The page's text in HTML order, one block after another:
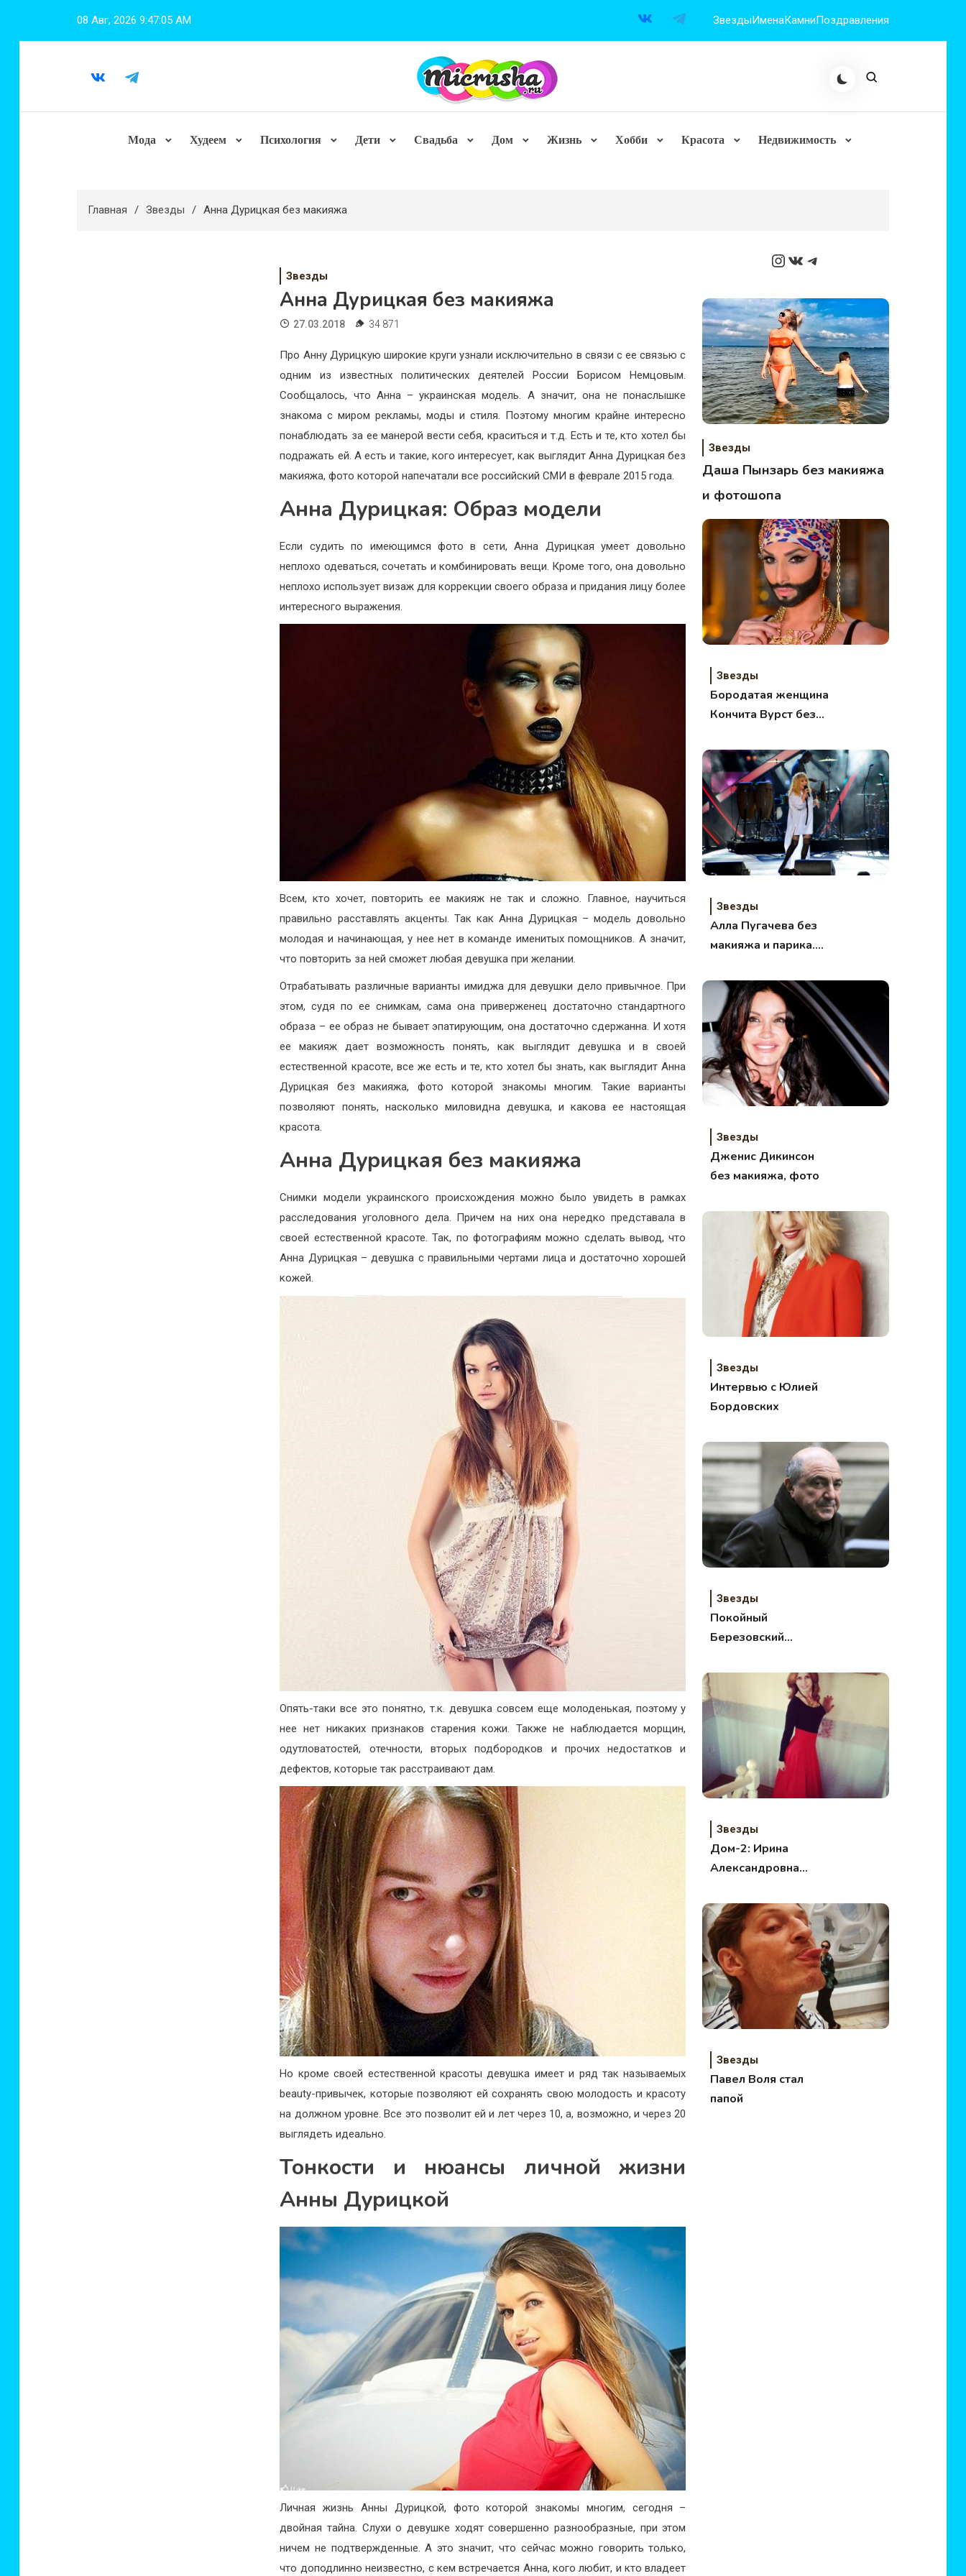
08 Авг, 2026 9:47:07 AM ЗвездыИменаКамниПоздравления
Мода Худеем Психология Дети Свадьба Дом Жизнь Хобби Красота Недвижимость
Главная Звезды Анна Дурицкая без макияжа
Звезды
Анна Дурицкая без макияжа
27.03.2018 34 871
Про Анну Дурицкую широкие круги узнали исключительно в связи с ее связью с
одним из известных политических деятелей России Борисом Немцовым.
Сообщалось, что Анна – украинская модель. А значит, она не понаслышке
знакома с миром рекламы, моды и стиля. Поэтому многим крайне интересно
понаблюдать за ее манерой вести себя, краситься и т.д. Есть и те, кто хотел бы
подражать ей. А есть и такие, кого интересует, как выглядит Анна Дурицкая без
макияжа, фото которой напечатали все российский СМИ в феврале 2015 года.
Анна Дурицкая: Образ модели
Если судить по имеющимся фото в сети, Анна Дурицкая умеет довольно
неплохо одеваться, сочетать и комбинировать вещи. Кроме того, она довольно
неплохо использует визаж для коррекции своего образа и придания лицу более
интересного выражения.
Всем, кто хочет, повторить ее макияж не так и сложно. Главное, научиться
правильно расставлять акценты. Так как Анна Дурицкая – модель довольно
молодая и начинающая, у нее нет в команде именитых помощников. А значит,
что повторить за ней сможет любая девушка при желании.
Отрабатывать различные варианты имиджа для девушки дело привычное. При
этом, судя по ее снимкам, сама она приверженец достаточно стандартного
образа – ее образ не бывает эпатирующим, она достаточно сдержанна. И хотя
ее макияж дает возможность понять, как выглядит девушка и в своей
естественной красоте, все же есть и те, кто хотел бы знать, как выглядит Анна
Дурицкая без макияжа, фото которой знакомы многим. Такие варианты
позволяют понять, насколько миловидна девушка, и какова ее настоящая
красота.
Анна Дурицкая без макияжа
Снимки модели украинского происхождения можно было увидеть в рамках
расследования уголовного дела. Причем на них она нередко представала в
своей естественной красоте. Так, по фотографиям можно сделать вывод, что
Анна Дурицкая – девушка с правильными чертами лица и достаточно хорошей
кожей.
Опять-таки все это понятно, т.к. девушка совсем еще молоденькая, поэтому у
нее нет никаких признаков старения кожи. Также не наблюдается морщин,
одутловатостей, отечности, вторых подбородков и прочих недостатков и
дефектов, которые так расстраивают дам.
Но кроме своей естественной красоты девушка имеет и ряд так называемых
beauty-привычек, которые позволяют ей сохранять свою молодость и красоту
на должном уровне. Все это позволит ей и лет через 10, а, возможно, и через 20
выглядеть идеально.
Тонкости и нюансы личной жизни
Анны Дурицкой
Личная жизнь Анны Дурицкой, фото которой знакомы многим, сегодня –
двойная тайна. Слухи о девушке ходят совершенно разнообразные, при этом
ничем не подтвержденные. А это значит, что сейчас можно говорить только,
что доподлинно неизвестно, с кем встречается Анна, кого любит, и кто владеет
Instagram
ВКонтакте
Telegram
Звезды
Даша Пынзарь без макияжа
и фотошопа
Звезды
Бородатая женщина
Кончита Вурст без
Звезды
Алла Пугачева без
макияжа и парика.
Звезды
Дженис Дикинсон
без макияжа, фото
Звезды
Интервью с Юлией
Бордовских
Звезды
Покойный
Березовский
Звезды
Дом-2: Ирина
Александровна
Звезды
Павел Воля стал
папой